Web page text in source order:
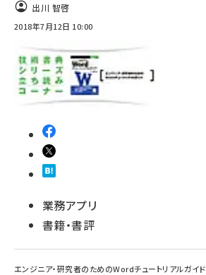
出川 智啓
2018年7月12日 10:00
業務アプリ
書籍・書評
エンジニア・研究者のためのWordチュートリアルガイド